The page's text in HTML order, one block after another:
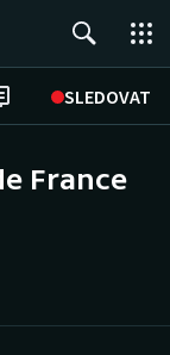
SLEDOVAT
France